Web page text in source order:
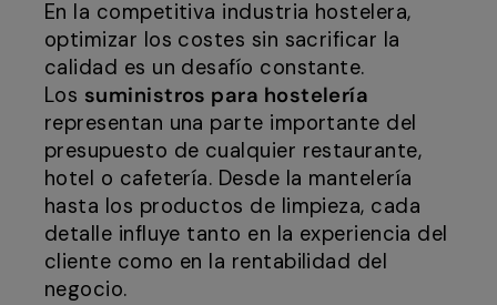
En la competitiva industria hostelera,
optimizar los costes sin sacrificar la
calidad es un desafío constante.
Los suministros para hostelería
representan una parte importante del
presupuesto de cualquier restaurante,
hotel o cafetería. Desde la mantelería
hasta los productos de limpieza, cada
detalle influye tanto en la experiencia del
cliente como en la rentabilidad del
negocio.